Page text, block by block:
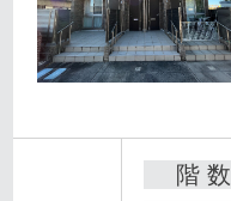
階 数